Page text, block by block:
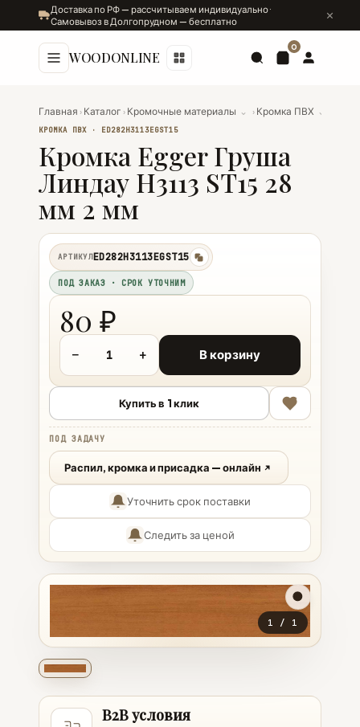
Доставка по РФ — рассчитываем индивидуально ·
Самовывоз в Долгопрудном — бесплатно
WOODONLINE
0
Главная › Каталог › Кромочные материалы ⌄ › Кромка ПВХ ⌄
КРОМКА ПВХ · ED282Н3113EGST15
Кромка Egger Груша
Линдау Н3113 ST15 28
мм 2 мм
1 / 1
АРТИКУЛED282Н3113EGST15
копировать
ПОД ЗАКАЗ · СРОК УТОЧНИМ
80 ₽
− + В корзину
Купить в 1 клик
ПОД ЗАДАЧУ
Распил, кромка и присадка — онлайн
Уточнить срок поставки
Следить за ценой
B2B условия